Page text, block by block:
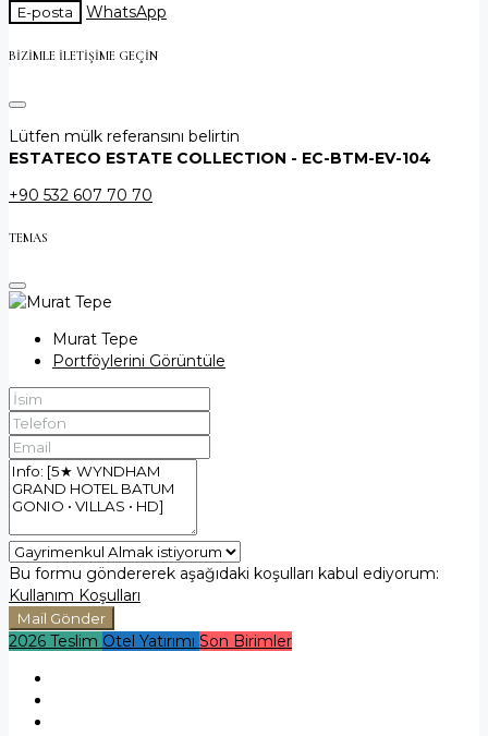
E-posta WhatsApp
BIZIMLE ILETIŞIME GEÇIN
Lütfen mülk referansını belirtin
ESTATECO ESTATE COLLECTION - EC-BTM-EV-104
+90 532 607 70 70
TEMAS
Murat Tepe
Portföylerini Görüntüle
Bu formu göndererek aşağıdaki koşulları kabul ediyorum:
Kullanım Koşulları
Mail Gönder
2026 Teslim Otel Yatırımı Son Birimler